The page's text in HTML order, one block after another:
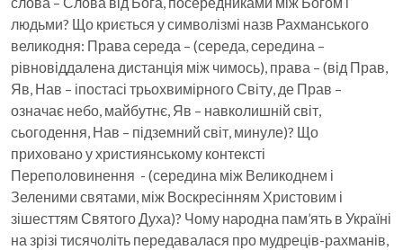
людьми? Що криється у символізмі назв Рахманського
великодня: Права середа – (середа, середина –
рівновіддалена дистанція між чимось), права – (від Прав,
Яв, Нав – іпостасі трьохвимірного Світу, де Прав –
означає небо, майбутнє, Яв – навколишній світ,
сьогодення, Нав – підземний світ, минуле)? Що
приховано у християнському контексті
Переполовинення - (середина між Великоднем і
Зеленими святами, між Воскресінням Христовим і
зішесттям Святого Духа)? Чому народна пам’ять в Україні
на зрізі тисячоліть передавалася про мудреців-рахманів,